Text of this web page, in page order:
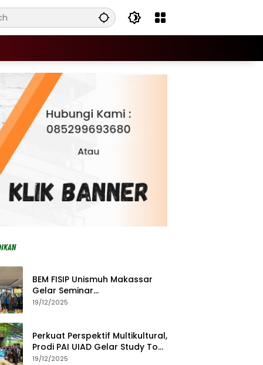
BEM FISIP Unismuh Makassar
Gelar Seminar
Keperempuanan, Bahas
19/12/2025
Perkuat Perspektif Multikultural,
Prodi PAI UIAD Gelar Study Tour
ke Kajang
19/12/2025